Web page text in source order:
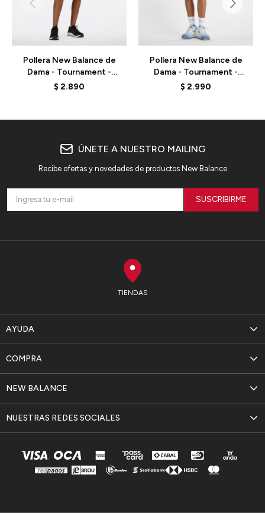
Pollera New Balance de
Dama - Tournament -
WK41401WT - ELD
$ 2.890
Pollera New Balance de
Dama - Tournament -
WB61S4JJAAW - ELD
$ 2.990
TIENDAS
AYUDA
NEW BALANCE
COMPRA
NUESTRAS REDES SOCIALES
ÚNETE A NUESTRO MAILING
Recibe ofertas y novedades de productos New Balance
SUSCRIBIRME